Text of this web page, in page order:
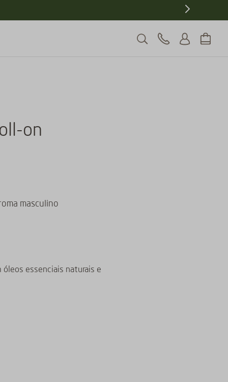
on
masculino
essenciais naturais e